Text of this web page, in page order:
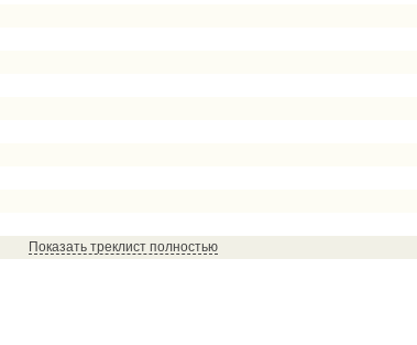
Показать треклист полностью